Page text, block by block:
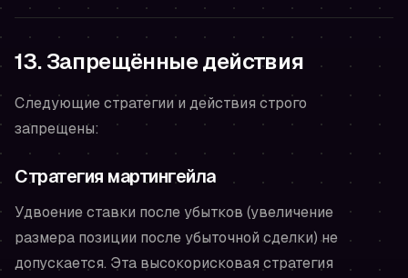
13. Запрещённые действия
Следующие стратегии и действия строго
запрещены:
Стратегия мартингейла
Удвоение ставки после убытков (увеличение
размера позиции после убыточной сделки) не
допускается. Эта высокорисковая стратегия